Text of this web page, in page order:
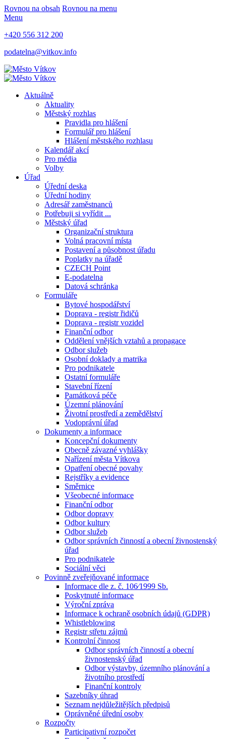
Rovnou na obsah Rovnou na menu
Menu
+420 556 312 200
podatelna@vitkov.info
Aktuálně
Aktuality
Městský rozhlas
Pravidla pro hlášení
Formulář pro hlášení
Hlášení městského rozhlasu
Kalendář akcí
Pro média
Volby
Úřad
Úřední deska
Úřední hodiny
Adresář zaměstnanců
Potřebuji si vyřídit ...
Městský úřad
Organizační struktura
Volná pracovní místa
Postavení a působnost úřadu
Poplatky na úřadě
CZECH Point
E-podatelna
Datová schránka
Formuláře
Bytové hospodářství
Doprava - registr řidičů
Doprava - registr vozidel
Finanční odbor
Oddělení vnějších vztahů a propagace
Odbor služeb
Osobní doklady a matrika
Pro podnikatele
Ostatní formuláře
Stavební řízení
Památková péče
Územní plánování
Životní prostředí a zemědělství
Vodoprávní úřad
Dokumenty a informace
Koncepční dokumenty
Obecně závazné vyhlášky
Nařízení města Vítkova
Opatření obecné povahy
Rejstříky a evidence
Směrnice
Všeobecné informace
Finanční odbor
Odbor dopravy
Odbor kultury
Odbor služeb
Odbor správních činností a obecní živnostenský
úřad
Pro podnikatele
Sociální věci
Povinně zveřejňované informace
Informace dle z. č. 106⁄1999 Sb.
Poskytnuté informace
Výroční zpráva
Informace k ochraně osobních údajů (GDPR)
Whistleblowing
Registr střetu zájmů
Kontrolní činnost
Odbor správních činností a obecní
živnostenský úřad
Odbor výstavby, územního plánování a
životního prostředí
Finanční kontroly
Sazebníky úhrad
Seznam nejdůležitějších předpisů
Oprávněné úřední osoby
Rozpočty
Participativní rozpočet